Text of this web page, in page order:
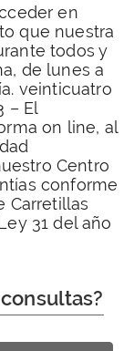
en
que nuestra
todos y
de lunes a
veinticuatro
– El
on line, al
Centro
conforme
Carretillas
31 del año